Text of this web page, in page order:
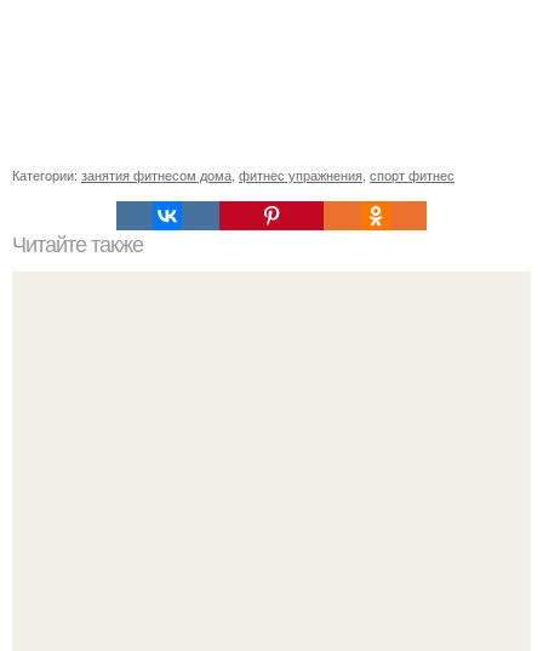
Категории: занятия фитнесом дома фитнес упражнения спорт фитнес
Читайте также